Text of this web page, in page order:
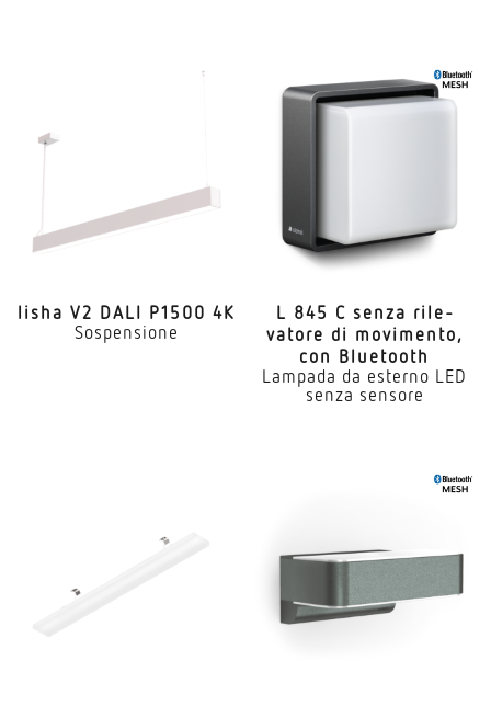
lisha V2 DALI P1500 4K
Sospensione
L 845 C senza rile­
vatore di movi­mento,
con Bluetooth
Lampada da esterno LED
senza sensore